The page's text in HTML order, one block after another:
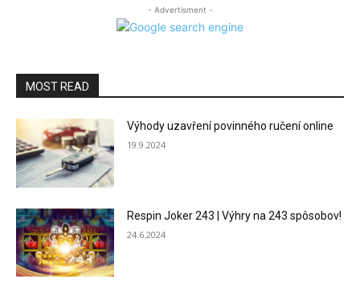
- Advertisment -
MOST READ
Výhody uzavření povinného ručení online
19.9.2024
Respin Joker 243 | Výhry na 243 spôsobov!
24.6.2024